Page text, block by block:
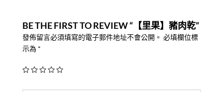
BE THE FIRST TO REVIEW “【里果】豬肉乾”
發佈留言必須填寫的電子郵件地址不會公開。 必填欄位標
示為 *